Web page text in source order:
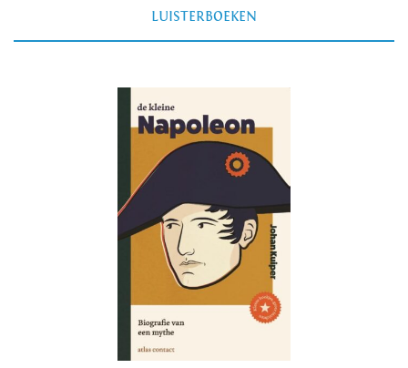
LUISTERBOEKEN